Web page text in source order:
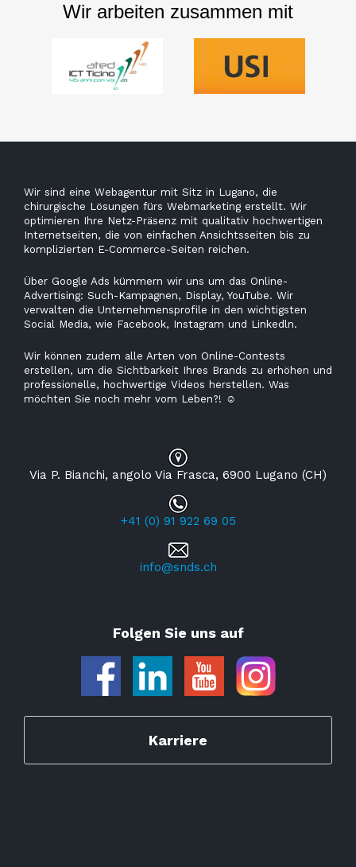
Wir arbeiten zusammen mit
Wir sind eine Webagentur mit Sitz in Lugano, die
chirurgische Lösungen fürs Webmarketing erstellt. Wir
optimieren Ihre Netz-Präsenz mit qualitativ hochwertigen
Internetseiten, die von einfachen Ansichtsseiten bis zu
komplizierten E-Commerce-Seiten reichen.
Über Google Ads kümmern wir uns um das Online-
Advertising: Such-Kampagnen, Display, YouTube. Wir
verwalten die Unternehmensprofile in den wichtigsten
Social Media, wie Facebook, Instagram und Linkedln.
Wir können zudem alle Arten von Online-Contests
erstellen, um die Sichtbarkeit Ihres Brands zu erhöhen und
professionelle, hochwertige Videos herstellen. Was
möchten Sie noch mehr vom Leben?! ☺
Via P. Bianchi, angolo Via Frasca, 6900 Lugano (CH)
+41 (0) 91 922 69 05
info@snds.ch
Folgen Sie uns auf
Karriere